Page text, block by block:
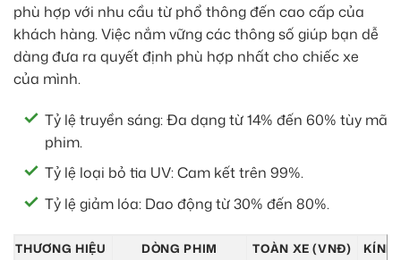
phù hợp với nhu cầu từ phổ thông đến cao cấp của
khách hàng. Việc nắm vững các thông số giúp bạn dễ
dàng đưa ra quyết định phù hợp nhất cho chiếc xe
của mình.
Tỷ lệ truyền sáng: Đa dạng từ 14% đến 60% tùy mã
phim.
Tỷ lệ loại bỏ tia UV: Cam kết trên 99%.
Tỷ lệ giảm lóa: Dao động từ 30% đến 80%.
THƯƠNG HIỆU DÒNG PHIM TOÀN XE (VNĐ) KÍNH